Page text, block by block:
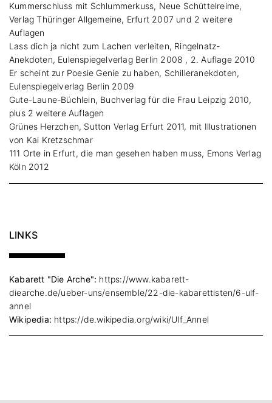
Kummerschluss mit Schlummerkuss, Neue Schüttelreime,
Verlag Thüringer Allgemeine, Erfurt 2007 und 2 weitere
Auflagen
Lass dich ja nicht zum Lachen verleiten, Ringelnatz-
Anekdoten, Eulenspiegelverlag Berlin 2008 , 2. Auflage 2010
Er scheint zur Poesie Genie zu haben, Schilleranekdoten,
Eulenspiegelverlag Berlin 2009
Gute-Laune-Büchlein, Buchverlag für die Frau Leipzig 2010,
plus 2 weitere Auflagen
Grünes Herzchen, Sutton Verlag Erfurt 2011, mit Illustrationen
von Kai Kretzschmar
111 Orte in Erfurt, die man gesehen haben muss, Emons Verlag
Köln 2012
LINKS
Kabarett "Die Arche": https://www.kabarett-
diearche.de/ueber-uns/ensemble/22-die-kabarettisten/6-ulf-
annel
Wikipedia: https://de.wikipedia.org/wiki/Ulf_Annel